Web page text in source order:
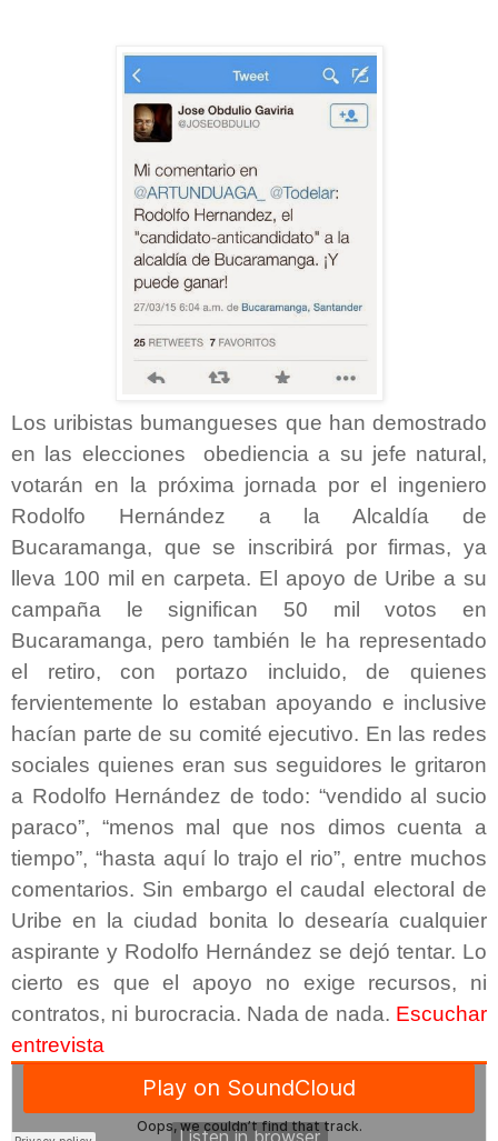
Los uribistas bumangueses que han demostrado
en las elecciones obediencia a su jefe natural,
votarán en la próxima jornada por el ingeniero
Rodolfo Hernández a la Alcaldía de
Bucaramanga, que se inscribirá por firmas, ya
lleva 100 mil en carpeta. El apoyo de Uribe a su
campaña le significan 50 mil votos en
Bucaramanga, pero también le ha representado
el retiro, con portazo incluido, de quienes
fervientemente lo estaban apoyando e inclusive
hacían parte de su comité ejecutivo. En las redes
sociales quienes eran sus seguidores le gritaron
a Rodolfo Hernández de todo: “vendido al sucio
paraco”, “menos mal que nos dimos cuenta a
tiempo”, “hasta aquí lo trajo el rio”, entre muchos
comentarios. Sin embargo el caudal electoral de
Uribe en la ciudad bonita lo desearía cualquier
aspirante y Rodolfo Hernández se dejó tentar. Lo
cierto es que el apoyo no exige recursos, ni
contratos, ni burocracia. Nada de nada. Escuchar
entrevista